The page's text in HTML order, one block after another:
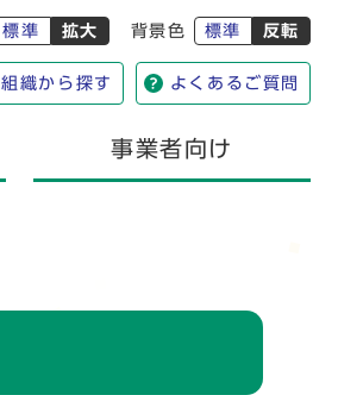
標準 拡大 背景色 標準 反転
組織から探す よくあるご質問
事業者向け